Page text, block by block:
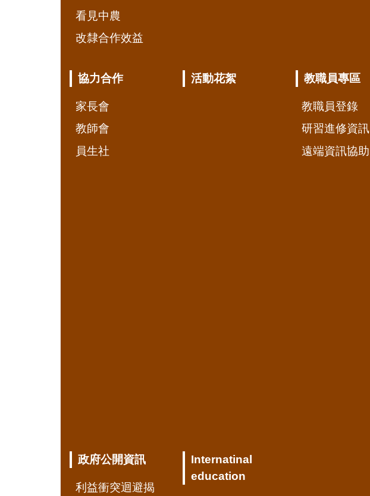
看見中農
改隸合作效益
協力合作
家長會
教師會
員生社
活動花絮 教職員專區
教職員登錄
研習進修資訊
遠端資訊協助
政府公開資訊
利益衝突迴避揭
Internatinal
education